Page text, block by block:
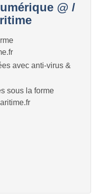
@ /
avec anti-virus &
sous la forme